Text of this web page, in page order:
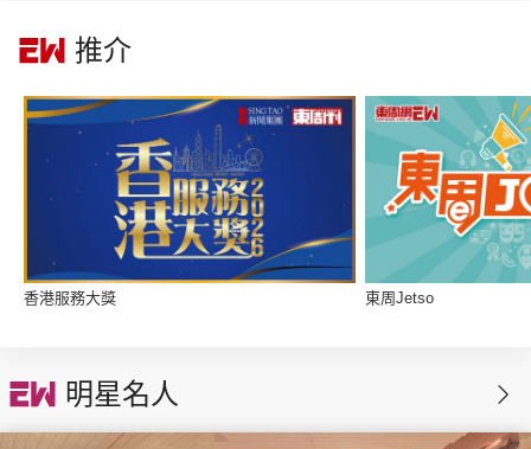
集團旗下品牌
東周刊 cazbuyer 東Touch
PCM 電腦廣場 星島日報
頭條日報 星島環球 The Standard
推介
香港服務大獎 東周Jetso
明星名人